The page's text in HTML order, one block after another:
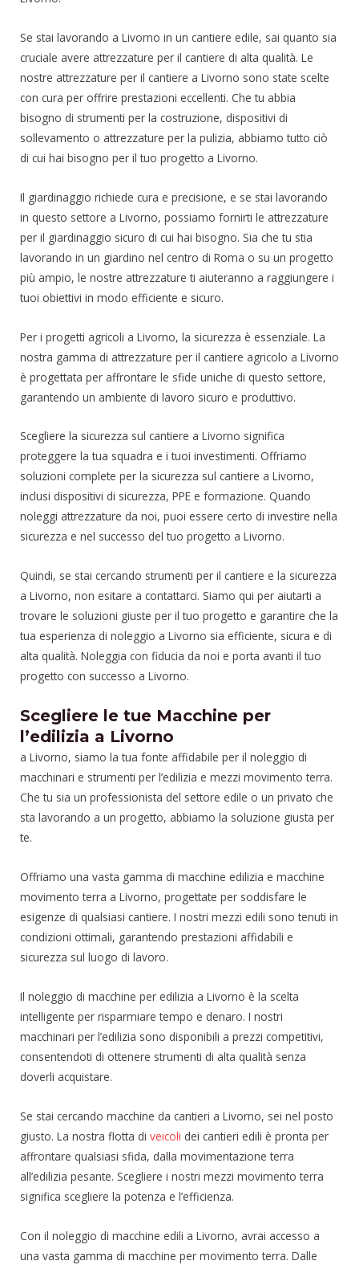
Se stai lavorando a Livorno in un cantiere edile, sai quanto sia
cruciale avere attrezzature per il cantiere di alta qualità. Le
nostre attrezzature per il cantiere a Livorno sono state scelte
con cura per offrire prestazioni eccellenti. Che tu abbia
bisogno di strumenti per la costruzione, dispositivi di
sollevamento o attrezzature per la pulizia, abbiamo tutto ciò
di cui hai bisogno per il tuo progetto a Livorno.
Il giardinaggio richiede cura e precisione, e se stai lavorando
in questo settore a Livorno, possiamo fornirti le attrezzature
per il giardinaggio sicuro di cui hai bisogno. Sia che tu stia
lavorando in un giardino nel centro di Roma o su un progetto
più ampio, le nostre attrezzature ti aiuteranno a raggiungere i
tuoi obiettivi in modo efficiente e sicuro.
Per i progetti agricoli a Livorno, la sicurezza è essenziale. La
nostra gamma di attrezzature per il cantiere agricolo a Livorno
è progettata per affrontare le sfide uniche di questo settore,
garantendo un ambiente di lavoro sicuro e produttivo.
Scegliere la sicurezza sul cantiere a Livorno significa
proteggere la tua squadra e i tuoi investimenti. Offriamo
soluzioni complete per la sicurezza sul cantiere a Livorno,
inclusi dispositivi di sicurezza, PPE e formazione. Quando
noleggi attrezzature da noi, puoi essere certo di investire nella
sicurezza e nel successo del tuo progetto a Livorno.
Quindi, se stai cercando strumenti per il cantiere e la sicurezza
a Livorno, non esitare a contattarci. Siamo qui per aiutarti a
trovare le soluzioni giuste per il tuo progetto e garantire che la
tua esperienza di noleggio a Livorno sia efficiente, sicura e di
alta qualità. Noleggia con fiducia da noi e porta avanti il tuo
progetto con successo a Livorno.
Scegliere le tue Macchine per
l’edilizia a Livorno
a Livorno, siamo la tua fonte affidabile per il noleggio di
macchinari e strumenti per l’edilizia e mezzi movimento terra.
Che tu sia un professionista del settore edile o un privato che
sta lavorando a un progetto, abbiamo la soluzione giusta per
te.
Offriamo una vasta gamma di macchine edilizia e macchine
movimento terra a Livorno, progettate per soddisfare le
esigenze di qualsiasi cantiere. I nostri mezzi edili sono tenuti in
condizioni ottimali, garantendo prestazioni affidabili e
sicurezza sul luogo di lavoro.
Il noleggio di macchine per edilizia a Livorno è la scelta
intelligente per risparmiare tempo e denaro. I nostri
macchinari per l’edilizia sono disponibili a prezzi competitivi,
consentendoti di ottenere strumenti di alta qualità senza
doverli acquistare.
Se stai cercando macchine da cantieri a Livorno, sei nel posto
giusto. La nostra flotta di veicoli dei cantieri edili è pronta per
affrontare qualsiasi sfida, dalla movimentazione terra
all’edilizia pesante. Scegliere i nostri mezzi movimento terra
significa scegliere la potenza e l’efficienza.
Con il noleggio di macchine edili a Livorno, avrai accesso a
una vasta gamma di macchine per movimento terra. Dalle